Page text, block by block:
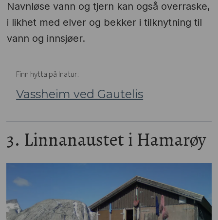
Navnløse vann og tjern kan også overraske,
i likhet med elver og bekker i tilknytning til
vann og innsjøer.
Finn hytta på Inatur:
Vassheim ved Gautelis
3. Linnanaustet i Hamarøy